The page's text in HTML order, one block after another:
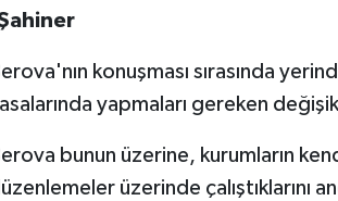
konuşması sırasında
yapmaları gereken
bunun üzerine, kurumların
üzerinde çalıştıklarını